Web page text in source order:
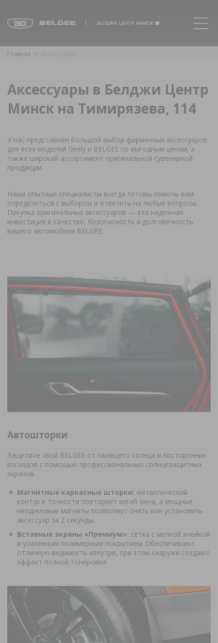
Главная
Аксессуары в Белджи Центр
Минск на Тимирязева, 114
У нас представлен большой выбор фирменных аксессуаров
для всех моделей Geely и BELGEE по выгодным ценам, а
также широкий ассортимент оригинальной сувенирной
продукции.
Наши опытные специалисты всегда готовы помочь вам
определиться с выбором и ответить на любые вопросы.
Покупка оригинальных аксессуаров — это надежная
инвестиция в качество, безопасность и долговечность
вашего автомобиля BELGEE.
Автошторки
Защитите свой BELGEE от палящего солнца и посторонних
взглядов с помощью профессиональных солнцезащитных
экранов.
Магнитные каркасные шторки: металлический
контур в точности повторяет изгиб окна, а мощные
неодимовые магниты позволяют снять или установить
аксессуар за 2 секунды.
Вставные экраны «Премиум»: сетка с мелкой ячейкой
и усиленным полимерным покрытием. Обеспечивают
отличную видимость изнутри, при этом снаружи создают
эффект полной тонировки